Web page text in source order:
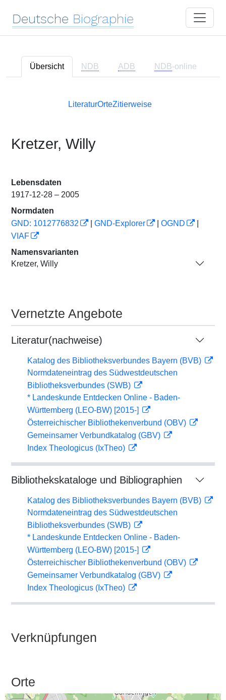
Deutsche Biographie
Übersicht NDB ADB NDB-online
LiteraturOrteZitierweise
Kretzer, Willy
Lebensdaten
1917-12-28 – 2005
Normdaten
GND: 1012776832
GND-Explorer OGND
VIAF
Namensvarianten
Kretzer, Willy
Vernetzte Angebote
Literatur(nachweise)
Katalog des Bibliotheksverbundes Bayern (BVB)
Normdateneintrag des Südwestdeutschen
Bibliotheksverbundes (SWB)
* Landeskunde Entdecken Online - Baden-
Württemberg (LEO-BW) [2015-]
Österreichischer Bibliothekenverbund (OBV)
Gemeinsamer Verbundkatalog (GBV)
Index Theologicus (IxTheo)
Bibliothekskataloge und Bibliographien
Katalog des Bibliotheksverbundes Bayern (BVB)
Normdateneintrag des Südwestdeutschen
Bibliotheksverbundes (SWB)
* Landeskunde Entdecken Online - Baden-
Württemberg (LEO-BW) [2015-]
Österreichischer Bibliothekenverbund (OBV)
Gemeinsamer Verbundkatalog (GBV)
Index Theologicus (IxTheo)
Verknüpfungen
Orte